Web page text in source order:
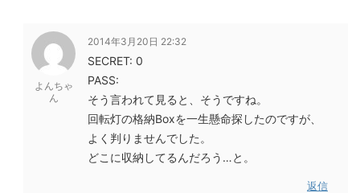
よんちゃ
ん
2014年3月20日 22:32
SECRET: 0
PASS:
そう言われて見ると、そうですね。
回転灯の格納Boxを一生懸命探したのですが、
よく判りませんでした。
どこに収納してるんだろう…と。
返信